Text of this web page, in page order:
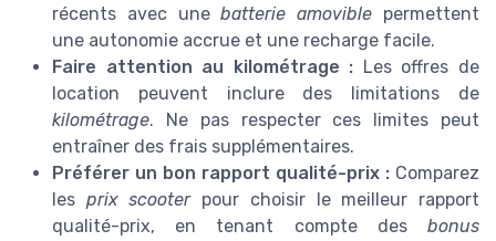
récents avec unebatterie amovible permettent
une autonomie accrue et une recharge facile.
Faire attention au kilométrage : Les offres de
location peuvent inclure des limitations de
kilométrage. Ne pas respecter ces limites peut
entraîner des frais supplémentaires.
Préférer un bon rapport qualité-prix : Comparez
les prix scooterpour choisir le meilleur rapport
qualité-prix, en tenant compte des bonus